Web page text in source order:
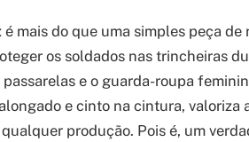
é mais do que uma simples peça
os soldados nas trincheiras
e o guarda-roupa
e cinto na cintura, valoriza
produção. Pois é, um